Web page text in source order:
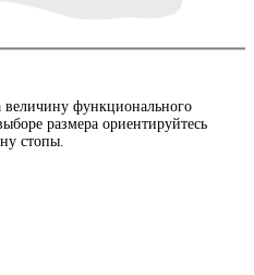
величину функционального
размера ориентируйтесь
стопы.